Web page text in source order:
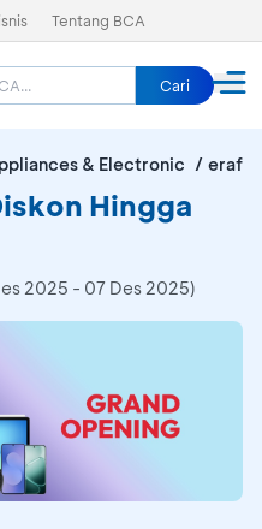
Tentang BCA
Cari
& Electronic
Hingga
2025 - 07 Des 2025)